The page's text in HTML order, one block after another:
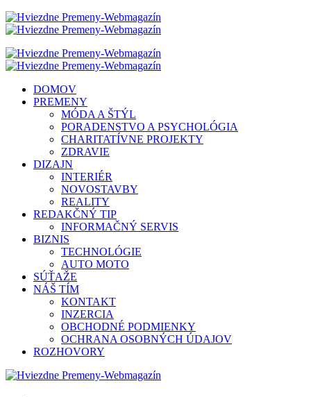
DOMOV
PREMENY
MÓDA A ŠTÝL
PORADENSTVO A PSYCHOLÓGIA
CHARITATÍVNE PROJEKTY
ZDRAVIE
DIZAJN
INTERIÉR
NOVOSTAVBY
REALITY
REDAKČNÝ TIP
INFORMAČNÝ SERVIS
BIZNIS
TECHNOLÓGIE
AUTO MOTO
SÚŤAŽE
NÁŠ TÍM
KONTAKT
INZERCIA
OBCHODNÉ PODMIENKY
OCHRANA OSOBNÝCH ÚDAJOV
ROZHOVORY